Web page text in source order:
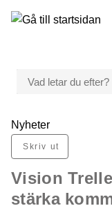
Gå till innehåll
till huvudmeny
Du är här:
Nyheter
Skriv ut
Vision
stärka